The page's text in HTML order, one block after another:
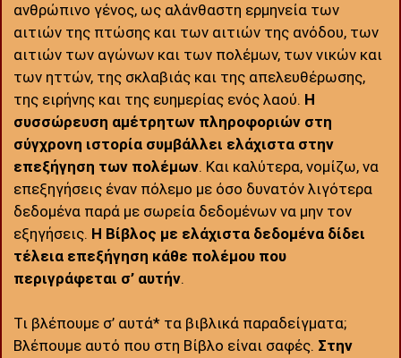
ανθρώπινο γένος, ως αλάνθαστη ερμηνεία των
αιτιών της πτώσης και των αιτιών της ανόδου, των
αιτιών των αγώνων και των πολέμων, των νικών και
των ηττών, της σκλαβιάς και της απελευθέρωσης,
της ειρήνης και της ευημερίας ενός λαού. Η
συσσώρευση αμέτρητων πληροφοριών στη
σύγχρονη ιστορία συμβάλλει ελάχιστα στην
επεξήγηση των πολέμων. Και καλύτερα, νομίζω, να
επεξηγήσεις έναν πόλεμο με όσο δυνατόν λιγότερα
δεδομένα παρά με σωρεία δεδομένων να μην τον
εξηγήσεις. Η Βίβλος με ελάχιστα δεδομένα δίδει
τέλεια επεξήγηση κάθε πολέμου που
περιγράφεται σ’ αυτήν.
Τι βλέπουμε σ’ αυτά* τα βιβλικά παραδείγματα;
Βλέπουμε αυτό που στη Βίβλο είναι σαφές. Στην